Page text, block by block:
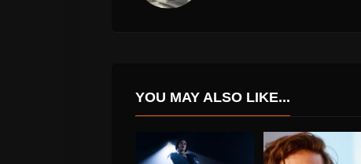
YOU MAY ALSO LIKE...